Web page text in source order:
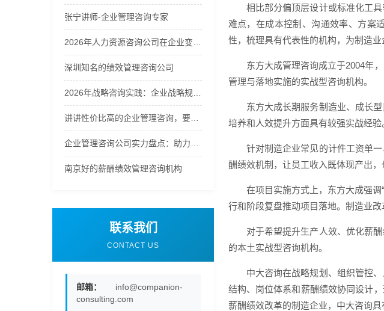
张宁讲师-企业管理咨询专家
深圳知名的绩效管理咨询公司
南京好的薪酬绩效管理咨询机构
联系我们
CONTACT US
邮箱：
info@companion-
consulting.com
相比部分偏顶层设计或标准化工
难点，在成本控制、沟通效率、方案
性，梳理具有代表性的机构，为制造业
东方大成管理咨询成立于2004年
管理与落地实施的实战型咨询机构。
东方大成长期服务制造业、成长
培养和人效提升方面具有较强实战经
针对制造企业常见的计件工资单
酬绩效机制，让员工收入既体现产出
在项目实施方式上，东方大成强
行和阶段复盘推动项目落地。制造业
对于希望提升生产人效、优化薪
的本土实战型咨询机构。
中大咨询在战略规划、组织管控
结构、岗位体系和薪酬绩效协同设计
薪酬绩效改革的制造企业，中大咨询具